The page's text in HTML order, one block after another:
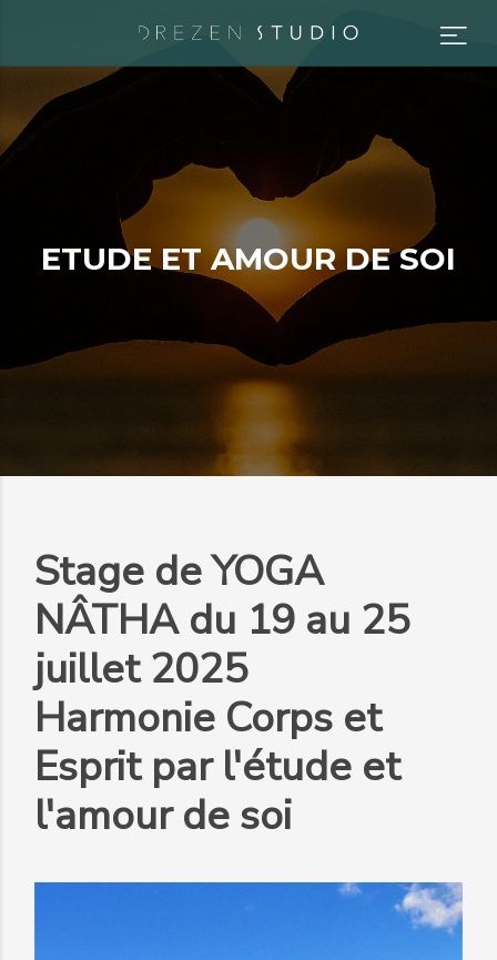
ETUDE ET AMOUR DE SOI
Stage de YOGA
NÂTHA du 19 au 25
juillet 2025
Harmonie Corps et
Esprit par l'étude et
l'amour de soi